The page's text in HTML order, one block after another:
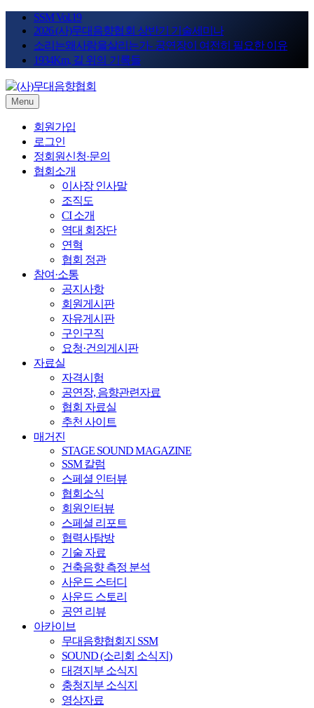
Skip
content
SSM Vol.19
2026 (사)무대음향협회 상반기 기술세미나
소리는왜사람을살리는가- 공연장이 여전히 필요한 이유
1934Km, 길 위의 기록들
(사)무대음향협회
STAGE SOUND KOREA
Menu
회원가입
로그인
정회원신청·문의
협회소개
이사장 인사말
조직도
CI 소개
역대 회장단
연혁
협회 정관
참여·소통
공지사항
회원게시판
자유게시판
구인구직
요청·건의게시판
자료실
자격시험
공연장, 음향관련자료
협회 자료실
추천 사이트
매거진
STAGE SOUND MAGAZINE
SSM 칼럼
스페셜 인터뷰
협회소식
회원인터뷰
스페셜 리포트
협력사탐방
기술 자료
건축음향 측정 분석
사운드 스터디
사운드 스토리
공연 리뷰
아카이브
무대음향협회지 SSM
SOUND (소리회 소식지)
대경지부 소식지
충청지부 소식지
영상자료